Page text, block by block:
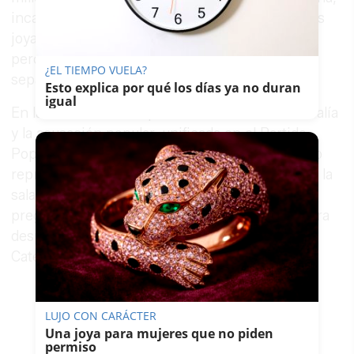
incautadas por la Policía. Zapatero atribuyó esas
joyas a una herencia de su madre y su suegra,
pero el magistrado mantiene abierta una pieza
separada sobre este extremo.
En la sala estuvieron presentes también la Fiscalía
y la acusación popular, unificada en el Partido
Popular, cuyo letrado Alberto Durán fue el único
representante de las acusaciones con acceso a la
sala. El expresidente respondió primero a las
preguntas del juez, y se esperaba que continuara
después con las de su abogado, Víctor Moreno
Catena.
¿EL TIEMPO VUELA?
Esto explica por qué los días ya no duran
igual
LUJO CON CARÁCTER
Una joya para mujeres que no piden
permiso